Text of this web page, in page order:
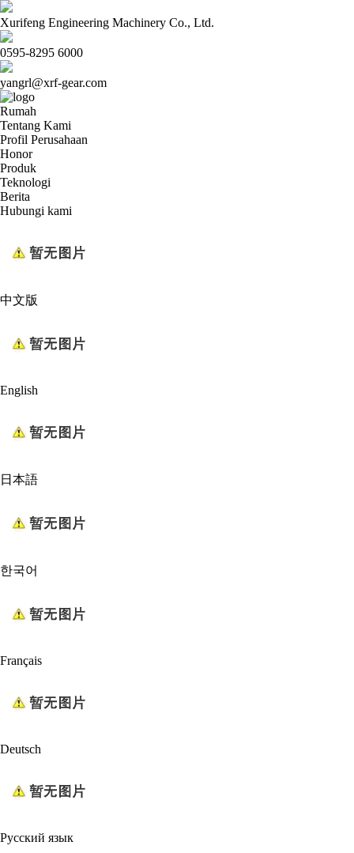
Xurifeng Engineering Machinery Co., Ltd.
0595-8295 6000
yangrl@xrf-gear.com
Rumah
Tentang Kami
Profil Perusahaan
Honor
Produk
Teknologi
Berita
Hubungi kami
中文版
English
日本語
한국어
Français
Deutsch
Русский язык